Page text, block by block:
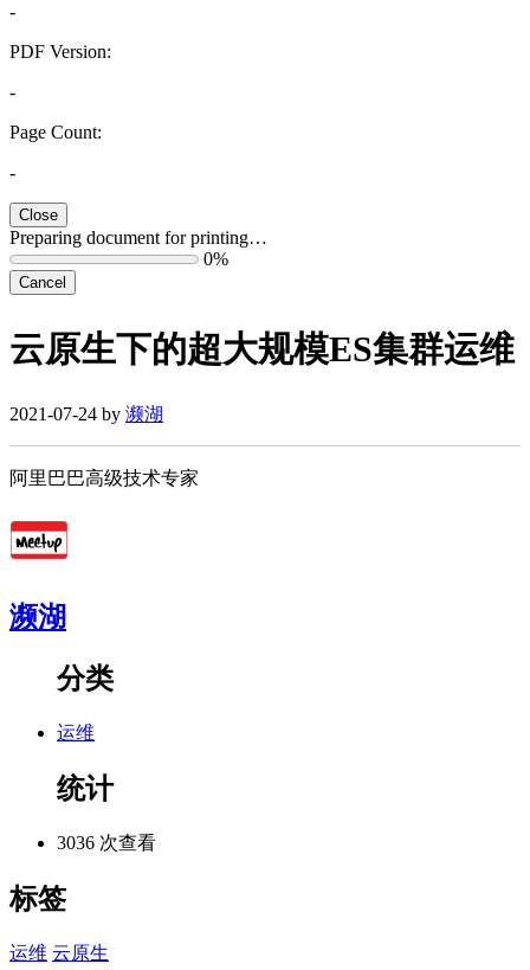
-
PDF Version:
-
Page Count:
-
Close
Preparing document for printing…
0%
Cancel
云原生下的超大规模ES集群运维
2021-07-24 by 濒湖
阿里巴巴高级技术专家
濒湖
分类
运维
统计
3036 次查看
标签
运维 云原生